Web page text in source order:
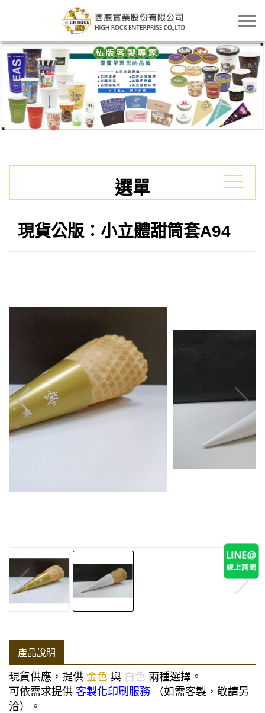
選單
現貨公版：小立體甜筒套A94
產品說明
現貨供應，提供 金色 與 白色 兩種選擇。
可依需求提供 客製化印刷服務 （如需客製，敬請另
洽）。